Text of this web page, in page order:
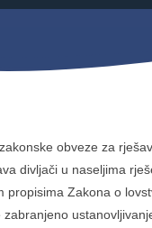
obveze za
divljači u naseljima
Zakona o